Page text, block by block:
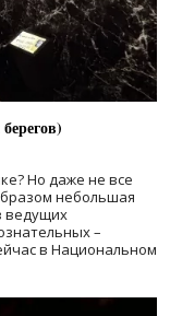
Но даже не все
небольшая
ведущих
–
в Национальном